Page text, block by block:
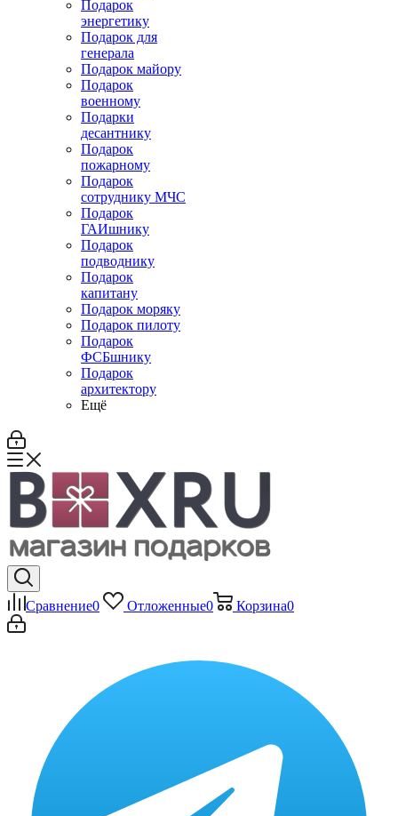
Подарок
энергетику
Подарок для
генерала
Подарок майору
Подарок
военному
Подарки
десантнику
Подарок
пожарному
Подарок
сотруднику МЧС
Подарок
ГАИшнику
Подарок
подводнику
Подарок
капитану
Подарок моряку
Подарок пилоту
Подарок
ФСБшнику
Подарок
архитектору
Ещё
Сравнение0 Отложенные0 Корзина0